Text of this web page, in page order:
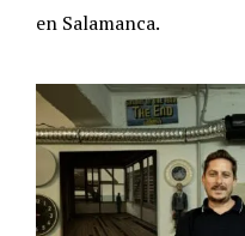
en Salamanca.